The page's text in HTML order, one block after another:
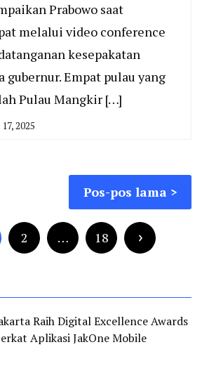
Prabowo saat
melalui video conference
kesepakatan
gubernur. Empat pulau yang
Pulau Mangkir […]
2025
Pos-pos lama
2 … 18
Raih Digital Excellence Awards
Aplikasi JakOne Mobile